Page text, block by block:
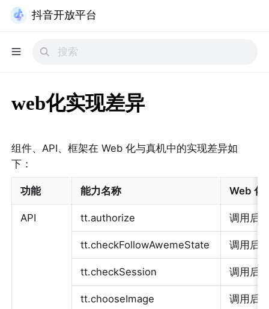
抖音开放平台
web化实现差异
组件、API、框架在 Web 化与真机中的实现差异如
下：
功能 能力名称 Web 化
API tt.authorize 调用后
tt.checkFollowAwemeState 调用后
tt.checkSession 调用后
tt.chooseImage 调用后